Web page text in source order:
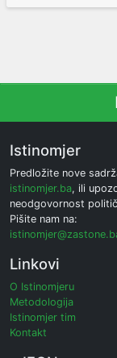
Istinomjer
Predložite nove
istinomjer.ba, ili
neodgovornost
Pišite nam na:
Linkovi
O Istinomjeru
Metodologija
Istinomjer tim
Kontakt